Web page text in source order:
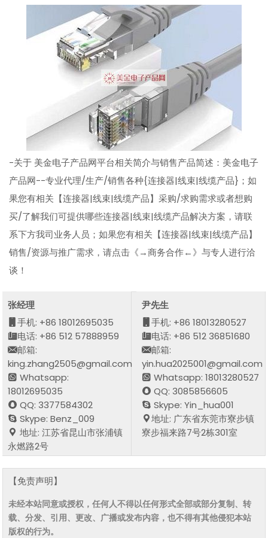
-关于 美金电子产品网平台相关简介与销售产品简述：美金电子
产品网--专业代理/生产/销售各种{连接器|线束|线缆产品}；如
果您有相关【连接器|线束|线缆产品】采购/求购需求或者想购
买/了解我们可提供哪些连接器|线束|线缆产品解决方案，请联
系下方我司业务人员；如果您有相关【连接器|线束|线缆产品】
销售/资源与推广需求，请点击《→商务合作←》与专人进行洽
谈！
张经理
手机: +86 18012695035
电话: +86 512 57888959
邮箱:
king.zhang2505@gmail.com
Whatsapp:
18012695035
QQ: 3377584302
Skype: Benz_009
地址: 江苏省昆山市张浦镇
永燃路2号
尹先生
手机: +86 18013280527
电话: +86 512 36851680
邮箱:
yin.hua2025001@gmail.com
Whatsapp: 18013280527
QQ: 3085856605
Skype: Yin_hua001
地址: 广东省东莞市寮步镇
寮步福来路7号2栋301室
【免责声明】
未经本站同意或授权，任何人不得以任何形式全部或部分复制、转
载、分发、引用、更改、广播或发布内容，也不得有其他侵犯本站
版权的行为。